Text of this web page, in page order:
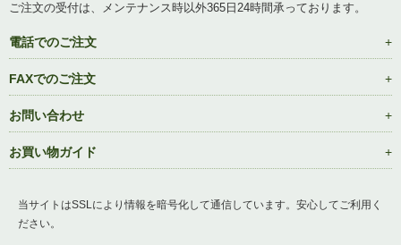
ご注文の受付は、メンテナンス時以外365日24時間承っております。
電話でのご注文
FAXでのご注文
お問い合わせ
お買い物ガイド
当サイトはSSLにより情報を暗号化して通信しています。安心してご利用く
ださい。